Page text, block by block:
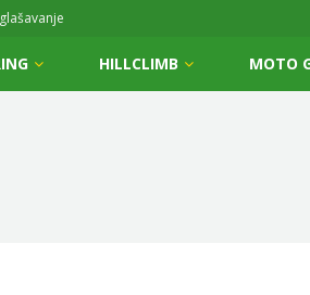
HILLCLIMB MOTO